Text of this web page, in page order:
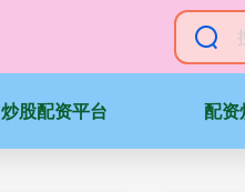
炒股配资平台 配资